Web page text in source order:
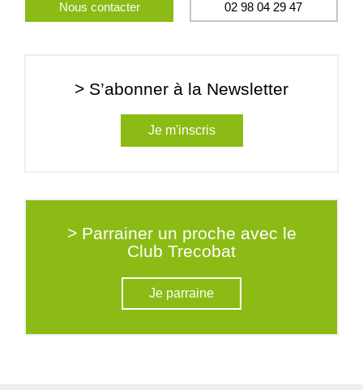
Nous contacter 02 98 04 29 47
> S’abonner à la Newsletter
Je m'inscris
> Parrainer un proche avec le
Club Trecobat
Je parraine